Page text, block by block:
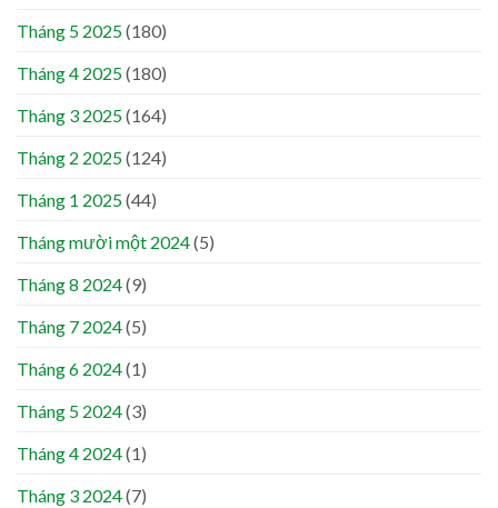
Tháng 5 2025(180)
Tháng 4 2025(180)
Tháng 3 2025(164)
Tháng 2 2025(124)
Tháng 1 2025(44)
Tháng mười một 2024(5)
Tháng 8 2024(9)
Tháng 7 2024(5)
Tháng 6 2024(1)
Tháng 5 2024(3)
Tháng 4 2024(1)
Tháng 3 2024(7)